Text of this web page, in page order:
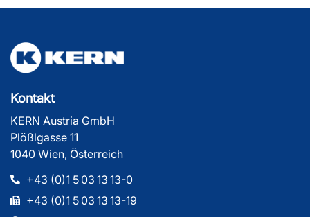
Kontakt
KERN Austria GmbH
Plößlgasse 11
1040 Wien, Österreich
+43 (0)1 5 03 13 13-0
+43 (0)1 5 03 13 13-19